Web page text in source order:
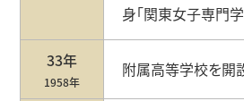
⾝「関東⼥⼦専⾨
33年
1958年
附属⾼等学校を開